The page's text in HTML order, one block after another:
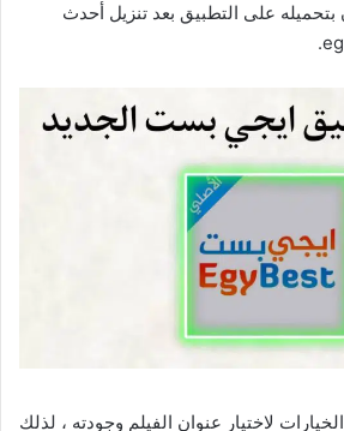
على التطبيق بعد تنزيل أحدث
لاختيار عنوان الفيلم وجودته ، لذلك